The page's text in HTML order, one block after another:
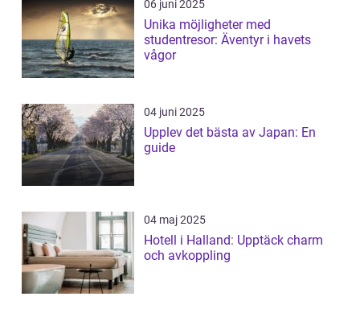
06 juni 2025
Unika möjligheter med
studentresor: Äventyr i havets
vågor
04 juni 2025
Upplev det bästa av Japan: En
guide
04 maj 2025
Hotell i Halland: Upptäck charm
och avkoppling